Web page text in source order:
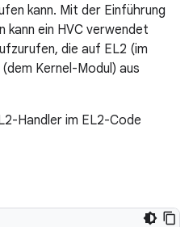
kann. Mit der Einführung
kann ein HVC verwendet
die auf EL2 (im
Kernel-Modul) aus
Handler im EL2-Code